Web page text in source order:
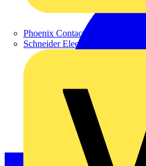
Phoenix Contact
Schneider Electric